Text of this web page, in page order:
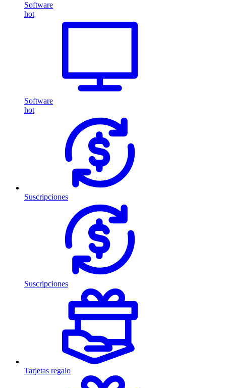
Software
hot
Software
hot
Suscripciones
Suscripciones
Tarjetas regalo